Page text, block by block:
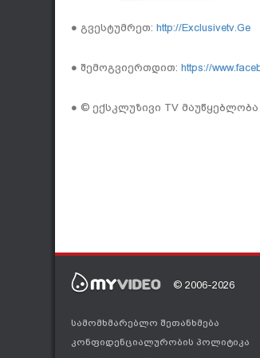
● გვესტუმრეთ: http://Exclusivetv.Ge
● შემოგვიერთდით: https://
● © ექსკლუზივი TV მაუწყებლობა
© 2006-2026
სამომხმარებლო შეთანხმება
კონფიდენციალურობის პოლიტიკა